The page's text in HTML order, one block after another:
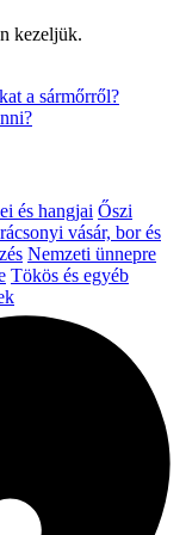
kezeljük.
a sármőrről?
és hangjai Őszi
vásár, bor és
Nemzeti ünnepre
Tökös és egyéb